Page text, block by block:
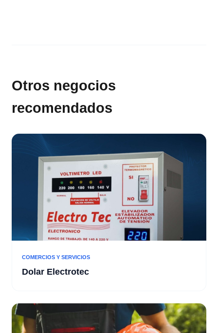
Otros negocios
recomendados
COMERCIOS Y SERVICIOS
Dolar Electrotec